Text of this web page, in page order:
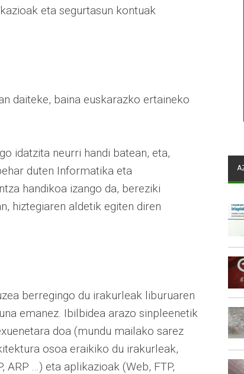
eta segurtasun kontuak
daiteke, baina euskarazko ertaineko
idatzita neurri handi batean, eta,
duten Informatika eta
handikoa izango da, bereziki
hiztegiaren aldetik egiten diren
berregingo du irakurleak liburuaren
emanez. Ibilbidea arazo sinpleenetik
doa (mundu mailako sarez
osoa eraikiko du irakurleak,
ARP ...) eta aplikazioak (Web, FTP,